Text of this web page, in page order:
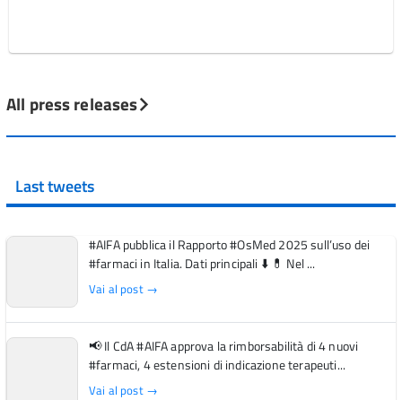
All press releases
Last tweets
#AIFA pubblica il Rapporto #OsMed 2025 sull’uso dei
#farmaci in Italia. Dati principali ⬇️ 💊 Nel ...
Vai al post →
📢 Il CdA #AIFA approva la rimborsabilità di 4 nuovi
#farmaci, 4 estensioni di indicazione terapeuti...
Vai al post →